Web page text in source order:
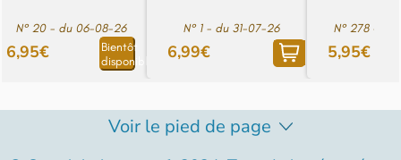
N° 20 - du 06-08-26
6,95€
Bientôt
disponible
N° 1 - du 31-07-26
6,99€
N° 278 - du
5,95€
Voir le pied de page